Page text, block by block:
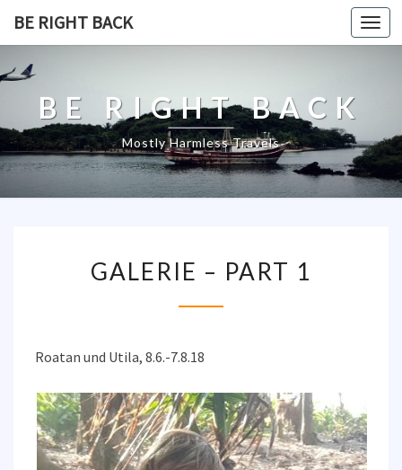
BE RIGHT BACK
BE RIGHT BACK
Mostly Harmless Travels
–
1
GALERIE – PART 1
Roatan und Utila, 8.6.-7.8.18